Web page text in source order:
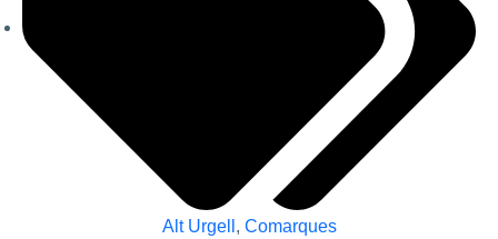
Alt Urgell , Comarques